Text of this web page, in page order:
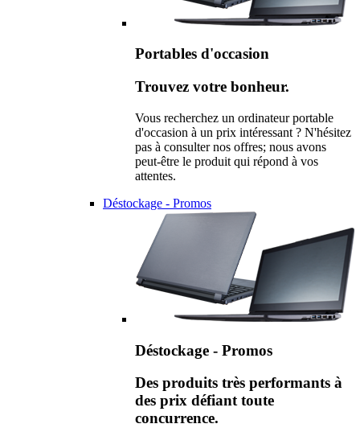
Portables d'occasion
Trouvez votre bonheur.
Vous recherchez un ordinateur portable
d'occasion à un prix intéressant ? N'hésitez
pas à consulter nos offres; nous avons
peut-être le produit qui répond à vos
attentes.
Déstockage - Promos
Déstockage - Promos
Des produits très performants à
des prix défiant toute
concurrence.